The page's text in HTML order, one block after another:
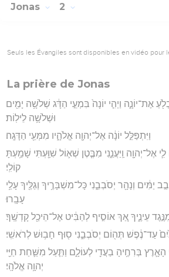
Jonas 2
Seuls les Évangiles sont disponibles en vidéo pour
La prière de Jonas
אֶת־יוֹנָ֑ה וַיְהִ֤י יוֹנָה֙ בִּמְעֵ֣י הַדָּ֔ג שְׁלֹשָׁ֥ה יָמִ֖ים
וּשְׁלֹשָׁ֥ה לֵילֽוֹת׃
וַיִּתְפַּלֵּ֣ל יוֹנָ֔ה אֶל־יְהוָ֖ה אֱלֹהָ֑יו מִמְּעֵ֖י הַדָּגָֽה׃
אֶל־יְהוָ֖ה וַֽיַּעֲנֵ֑נִי מִבֶּ֧טֶן שְׁא֛וֹל שִׁוַּ֖עְתִּי שָׁמַ֥עְתָּ
קוֹלִֽי׃
יַמִּ֔ים וְנָהָ֖ר יְסֹבְבֵ֑נִי כָּל־מִשְׁבָּרֶ֥יךָ וְגַלֶּ֖יךָ עָלַ֥י
עָבָֽרוּ׃
עֵינֶ֑יךָ אַ֚ךְ אוֹסִ֣יף לְהַבִּ֔יט אֶל־הֵיכַ֖ל קָדְשֶֽׁךָ׃
עַד־נֶ֔פֶשׁ תְּה֖וֹם יְסֹבְבֵ֑נִי ס֖וּף חָב֥וּשׁ לְרֹאשִֽׁי׃
הָאָ֛רֶץ בְּרִחֶ֥יהָ בַעֲדִ֖י לְעוֹלָ֑ם וַתַּ֧עַל מִשַּׁ֛חַת חַיַּ֖י
יְהוָ֥ה אֱלֹהָֽי׃